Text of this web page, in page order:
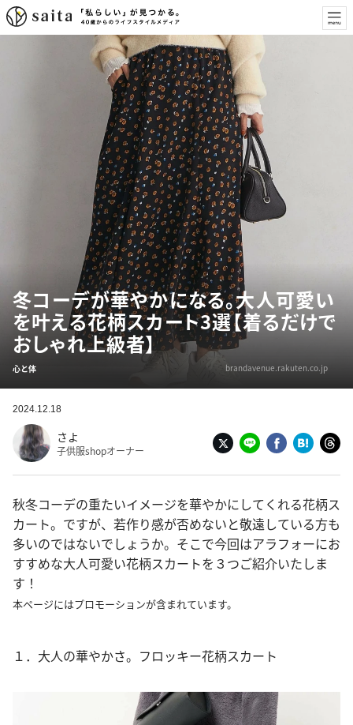
冬コーデが華やかになる。大人可愛い
を叶える花柄スカート3選【着るだけで
おしゃれ上級者】
心と体 brandavenue.rakuten.co.jp
2024.12.18
さよ
子供服shopオーナー
秋冬コーデの重たいイメージを華やかにしてくれる花柄ス
カート。ですが、若作り感が否めないと敬遠している方も
多いのではないでしょうか。そこで今回はアラフォーにお
すすめな大人可愛い花柄スカートを３つご紹介いたしま
す！
本ページにはプロモーションが含まれています。
１．大人の華やかさ。フロッキー花柄スカート